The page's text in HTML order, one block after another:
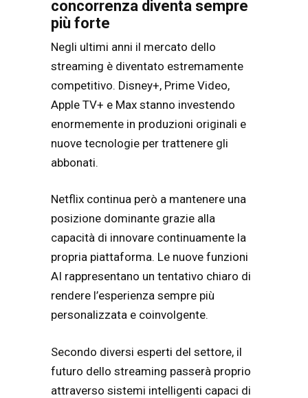
concorrenza diventa sempre
più forte
Negli ultimi anni il mercato dello
streaming è diventato estremamente
competitivo. Disney+, Prime Video,
Apple TV+ e Max stanno investendo
enormemente in produzioni originali e
nuove tecnologie per trattenere gli
abbonati.
Netflix continua però a mantenere una
posizione dominante grazie alla
capacità di innovare continuamente la
propria piattaforma. Le nuove funzioni
AI rappresentano un tentativo chiaro di
rendere l’esperienza sempre più
personalizzata e coinvolgente.
Secondo diversi esperti del settore, il
futuro dello streaming passerà proprio
attraverso sistemi intelligenti capaci di